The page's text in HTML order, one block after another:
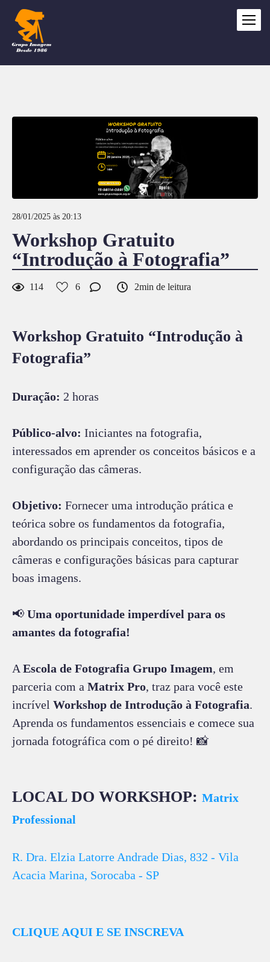
28/01/2025 às 20:13
Workshop Gratuito
“Introdução à Fotografia”
114 6 2min de leitura
Workshop Gratuito “Introdução à
Fotografia”
Duração: 2 horas
Público-alvo: Iniciantes na fotografia,
interessados em aprender os conceitos básicos e a
configuração das câmeras.
Objetivo: Fornecer uma introdução prática e
teórica sobre os fundamentos da fotografia,
abordando os principais conceitos, tipos de
câmeras e configurações básicas para capturar
boas imagens.
📢 Uma oportunidade imperdível para os
amantes da fotografia!
A Escola de Fotografia Grupo Imagem, em
parceria com a Matrix Pro, traz para você este
incrível Workshop de Introdução à Fotografia.
Aprenda os fundamentos essenciais e comece sua
jornada fotográfica com o pé direito! 📸
LOCAL DO WORKSHOP: Matrix
Professional
R. Dra. Elzia Latorre Andrade Dias, 832 - Vila
Acacia Marina, Sorocaba - SP
CLIQUE AQUI E SE INSCREVA